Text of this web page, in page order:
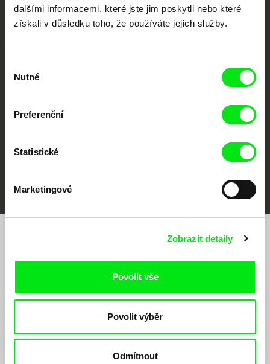
dalšími informacemi, které jste jim poskytli nebo které
získali v důsledku toho, že používáte jejich služby.
souhlasu
Nutné
Preferenční
Statistické
Marketingové
Zobrazit detaily
Povolit vše
Povolit výběr
Odmítnout
Chcete být pravidelně informováni o našem
filmovém programu?